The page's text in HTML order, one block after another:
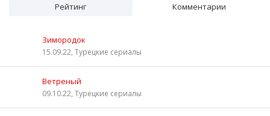
Рейтинг Комментарии
Зимородок
15.09.22, Турецкие сериалы
Ветреный
09.10.22, Турецкие сериалы